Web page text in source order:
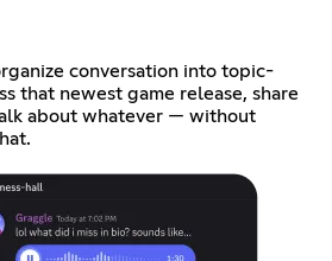
conversation into topic-
that newest game release, share
about whatever — without